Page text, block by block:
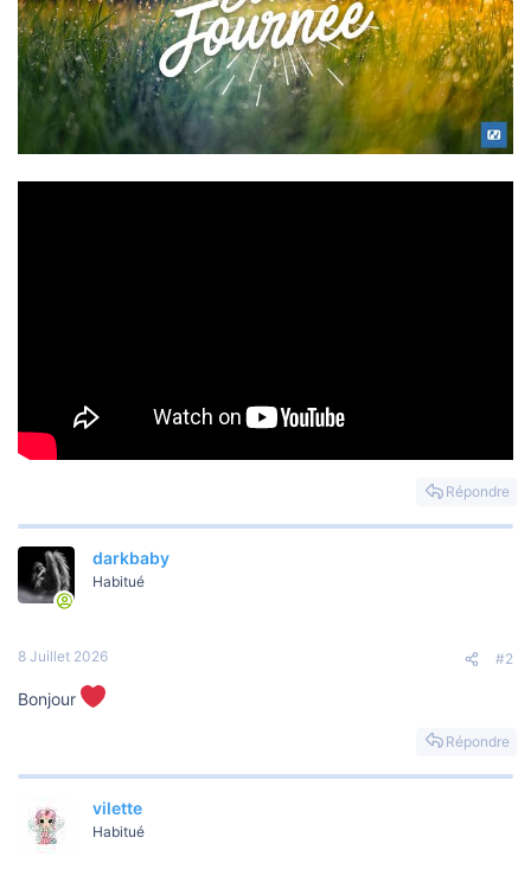
Répondre
darkbaby
Habitué
8 Juillet 2026 #2
Bonjour
Répondre
vilette
Habitué